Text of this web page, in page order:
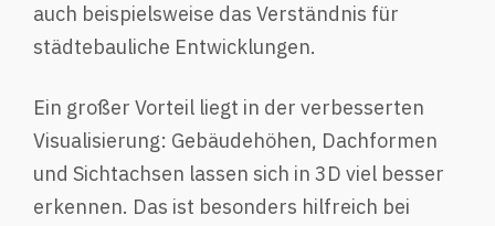
auch beispielsweise das Verständnis für
städtebauliche Entwicklungen.
Ein großer Vorteil liegt in der verbesserten
Visualisierung: Gebäudehöhen, Dachformen
und Sichtachsen lassen sich in 3D viel besser
erkennen. Das ist besonders hilfreich bei